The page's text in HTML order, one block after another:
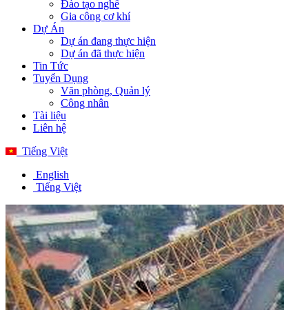
Đào tạo nghề
Gia công cơ khí
Dự Án
Dự án đang thực hiện
Dự án đã thực hiện
Tin Tức
Tuyển Dụng
Văn phòng, Quản lý
Công nhân
Tài liệu
Liên hệ
Tiếng Việt
English
Tiếng Việt